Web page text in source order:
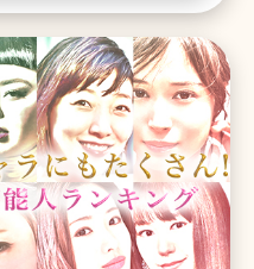
つん前髪です。通常のナチュラ
ブな雰囲気を醸し出すのに一役
分けにしたり、ウェットな感じに
すんですよね。広瀬さん以上に